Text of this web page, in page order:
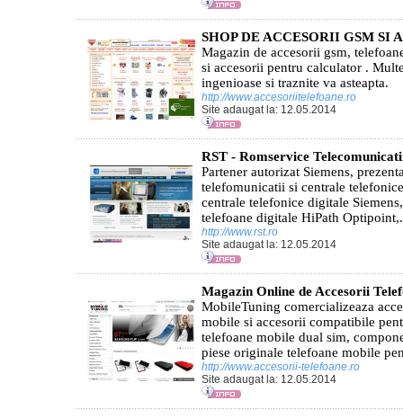
SHOP DE ACCESORII GSM SI
Magazin de accesorii gsm,
si accesorii pentru calculator .
ingenioase si traznite va asteapta.
http://www.accesoriitelefoane.ro
Site adaugat la: 12.05.2014
RST - Romservice
Partener autorizat Siemens,
telefomunicatii si centrale
centrale telefonice digitale
telefoane digitale HiPath
http://www.rst.ro
Site adaugat la: 12.05.2014
Magazin Online de Accesorii
MobileTuning comercializeaza
mobile si accesorii compatibile
telefoane mobile dual sim,
piese originale telefoane mobile
http://www.accesorii-telefoane.ro
Site adaugat la: 12.05.2014